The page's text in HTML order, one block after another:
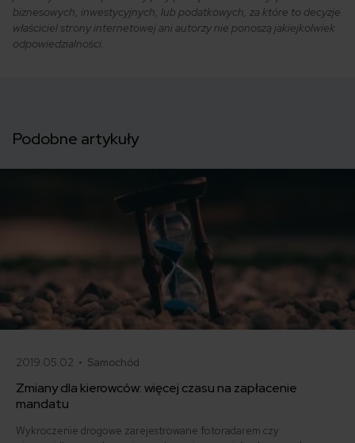
biznesowych, inwestycyjnych, lub podatkowych, za które to decyzje
właściciel strony internetowej ani autorzy nie ponoszą jakiejkolwiek
odpowiedzialności.
Podobne artykuły
2019.05.02 • Samochód
Zmiany dla kierowców: więcej czasu na zapłacenie
mandatu
Wykroczenie drogowe zarejestrowane fotoradarem czy